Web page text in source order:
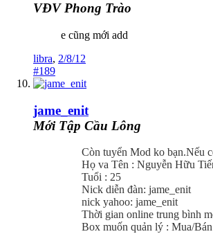
VĐV Phong Trào
e cũng mới add
libra, 2/8/12
#189
jame_enit
Mới Tập Cầu Lông
Còn tuyển Mod ko bạn.Nếu
Họ va Tên : Nguyễn Hữu
Tuổi : 25
Nick diễn đàn: jame_enit
nick yahoo: jame_enit
Thời gian online trung bình
Box muốn quản lý : Mua/